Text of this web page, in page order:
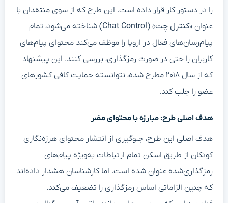
را در دستور کار قرار داده است. این طرح که از سوی منتقدان با
عنوان «کنترل چت» (Chat Control)
شناخته می‌شود، تمام
پیام‌رسان‌های فعال در اروپا را موظف می‌کند محتوای پیام‌های
کاربران را حتی در صورت رمزگذاری، بررسی کنند. این پیشنهاد
که از سال ۲۰۱۸ مطرح شده، نتوانسته حمایت کافی کشورهای
عضو را جلب کند.
هدف اصلی طرح: مبارزه با محتوای مضر
هدف اصلی این طرح، جلوگیری از انتشار محتوای هرزه‌نگاری
کودکان از طریق اسکن تمام ارتباطات به‌ویژه پیام‌های
رمزگذاری‌شده عنوان شده است. اما کارشناسان هشدار داده‌اند
که چنین الزاماتی اساس رمزگذاری را تضعیف می‌کند.